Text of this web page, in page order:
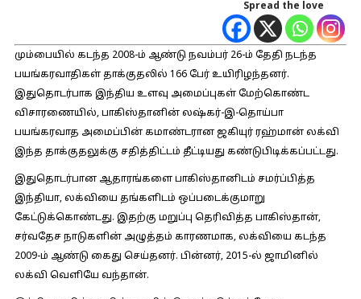
Spread the love
மும்பையில் கடந்த 2008-ம் ஆண்டு நவம்பர் 26-ம் தேதி நடந்த
பயங்கரவாதிகள் தாக்குதலில் 166 பேர் உயிரிழந்தனர்.
இதுதொடர்பாக இந்திய உளவு அமைப்புகள் மேற்கொண்ட
விசாரணையில், பாகிஸ்தானின் லஷ்கர்-இ-தொய்பா
பயங்கரவாத அமைப்பின் கமாண்டரான ஜகியுர் ரஹ்மான் லக்வி
இந்த தாக்குதலுக்கு சதித்திட்டம் தீட்டியது கண்டுபிடிக்கப்பட்டது.
இதுதொடர்பான ஆதாரங்களை பாகிஸ்தானிடம் சமர்ப்பித்த
இந்தியா, லக்வியை தங்களிடம் ஒப்படைக்குமாறு
கேட்டுக்கொண்டது. இதற்கு மறுப்பு தெரிவித்த பாகிஸ்தான்,
சர்வதேச நாடுகளின் அழுத்தம் காரணமாக, லக்வியை கடந்த
2009-ம் ஆண்டு கைது செய்தனர். பின்னர், 2015-ல் ஜாமினில்
லக்வி வெளியே வந்தான்.